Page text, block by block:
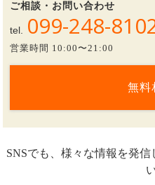
ご相談・お問い合わせ
tel. 099-248-
営業時間 10:00〜21:00
無料
SNSでも、様々な情報を発